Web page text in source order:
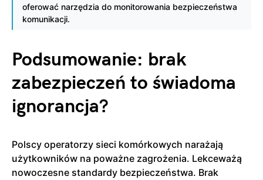
oferować narzędzia do monitorowania bezpieczeństwa
komunikacji.
Podsumowanie: brak
zabezpieczeń to świadoma
ignorancja?
Polscy operatorzy sieci komórkowych narażają
użytkowników na poważne zagrożenia. Lekceważą
nowoczesne standardy bezpieczeństwa. Brak